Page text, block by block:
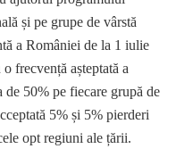
și pe grupe de vârstă
a României de la 1 iulie
frecvență așteptată a
50% pe fiecare grupă de
5% și 5% pierderi
opt regiuni ale țării.